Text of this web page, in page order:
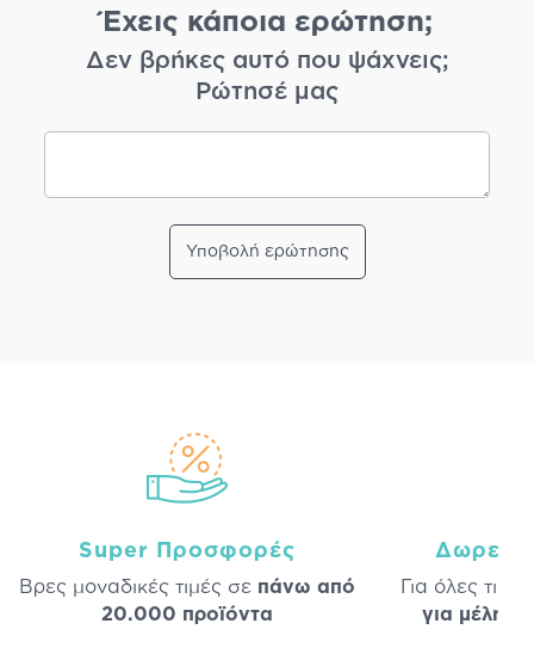
Έχεις κάποια ερώτηση;
Δεν βρήκες αυτό που ψάχνεις;
Ρώτησέ μας
Υποβολή ερώτησης
Super Προσφορές
Βρες μοναδικές τιμές σε πάνω από
20.000 προϊόντα
Δωρεάν
Για όλες τις
για μέλη